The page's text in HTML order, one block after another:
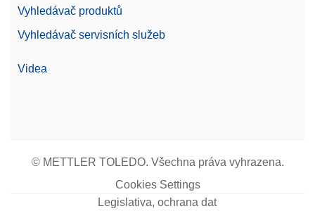
Vyhledávač produktů
Vyhledávač servisních služeb
Videa
© METTLER TOLEDO. Všechna práva vyhrazena.
Cookies Settings
Legislativa, ochrana dat